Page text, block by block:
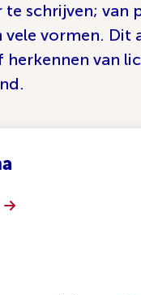
te schrijven; van
vele vormen. Dit
van